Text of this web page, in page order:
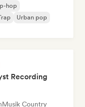
hop
Urban pop
Recording
Musik Country